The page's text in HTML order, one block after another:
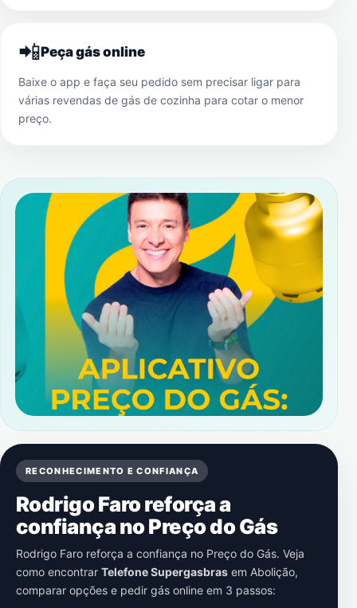
📲Peça gás online
Baixe o app e faça seu pedido sem precisar ligar para
várias revendas de gás de cozinha para cotar o menor
preço.
RECONHECIMENTO E CONFIANÇA
Rodrigo Faro reforça a
confiança no Preço do Gás
Rodrigo Faro reforça a confiança no Preço do Gás. Veja
como encontrar Telefone Supergasbras em Abolição,
comparar opções e pedir gás online em 3 passos: